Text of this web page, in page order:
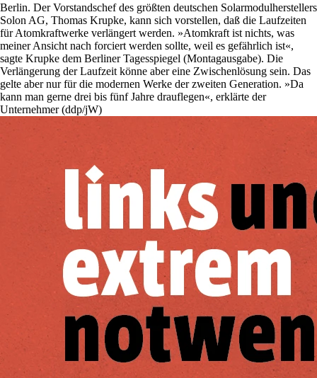
Berlin. Der Vorstandschef des größten deutschen Solarmodulherstellers
Solon AG, Thomas Krupke, kann sich vorstellen, daß die Laufzeiten
für Atomkraftwerke verlängert werden. »Atomkraft ist nichts, was
meiner Ansicht nach forciert werden sollte, weil es gefährlich ist«,
sagte Krupke dem Berliner Tagesspiegel (Montagausgabe). Die
Verlängerung der Laufzeit könne aber eine Zwischenlösung sein. Das
gelte aber nur für die modernen Werke der zweiten Generation. »Da
kann man gerne drei bis fünf Jahre drauflegen«, erklärte der
Unternehmer (ddp/jW)